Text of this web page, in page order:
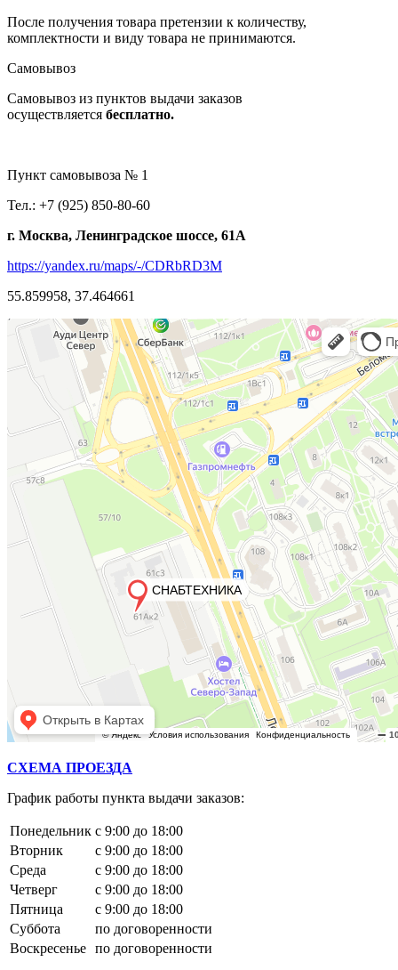
После получения товара претензии к количеству,
комплектности и виду товара не принимаются.
Самовывоз
Самовывоз из пунктов выдачи заказов
осуществляется бесплатно.
Пункт самовывоза № 1
Тел.: +7 (925) 850-80-60
г. Москва, Ленинградское шоссе, 61А
https://yandex.ru/maps/-/CDRbRD3M
55.859958, 37.464661
СХЕМА ПРОЕЗДА
График работы пункта выдачи заказов:
Понедельник с 9:00 до 18:00
Вторник
с 9:00 до 18:00
Среда
с 9:00 до 18:00
Четверг
с 9:00 до 18:00
Пятница
с 9:00 до 18:00
Суббота
по договоренности
Воскресенье по договоренности